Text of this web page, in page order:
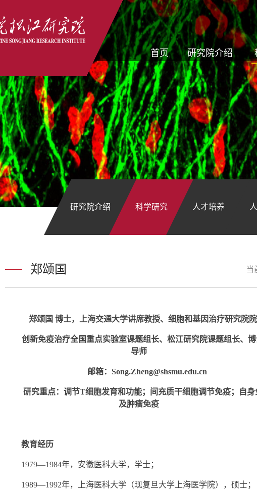
首页 研究院介绍
研究院介绍 科学研究 人才培养
郑颂国 当
郑颂国 博士，上海交通大学讲席教授、细胞和基因治疗研究院
创新免疫治疗全国重点实验室课题组长、松江研究院课题组长、
导师
邮箱： Song.Zheng@shsmu.edu.cn
研究重点：调节T细胞发育和功能；间充质干细胞调节免疫；自身
及肿瘤免疫
教育经历
1979—1984年，安徽医科大学，学士；
1989—1992年，上海医科大学（现复旦大学上海医学院），硕士；